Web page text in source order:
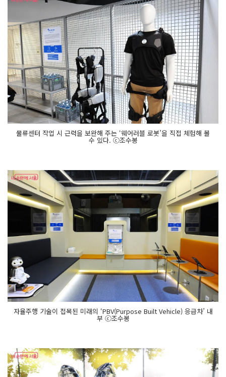
물류센터 작업 시 근력을 보완해 주는 ‘웨어러블 로봇’을 직접 체험해 볼
수 있다. ⓒ조수봉
자율주행 기술이 접목된 미래의 ‘PBV(Purpose Built Vehicle) 응급차’ 내
부 ⓒ조수봉